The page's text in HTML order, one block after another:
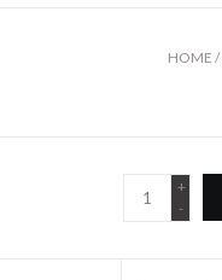
HOME /
+
-